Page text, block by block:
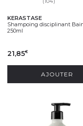
KERASTASE
Shampoing disciplinant
250ml
21,85€
AJOUTER